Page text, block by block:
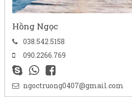
Hồng Ngọc
038.542.5158
090.2266.769
ngoctruong0407@gmail.com